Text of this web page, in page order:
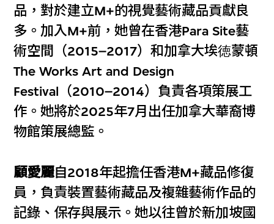
品，對於建立M+的視覺藝術藏品貢獻良
多。加入M+前，她曾在香港Para Site藝
術空間（2015–2017）和加拿大埃徳蒙頓
The Works Art and Design
Festival（2010–2014）負責各項策展工
作。她將於2025年7月出任加拿大華裔博
物館策展總監。
顧愛麗自2018年起擔任香港M+藏品修復
員，負責裝置藝術藏品及複雜藝術作品的
記錄、保存與展示。她以往曾於新加坡國